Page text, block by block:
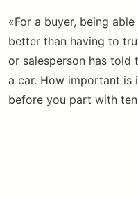
«For a buyer, being
better than having to
or salesperson has told
a car. How important
before you part with